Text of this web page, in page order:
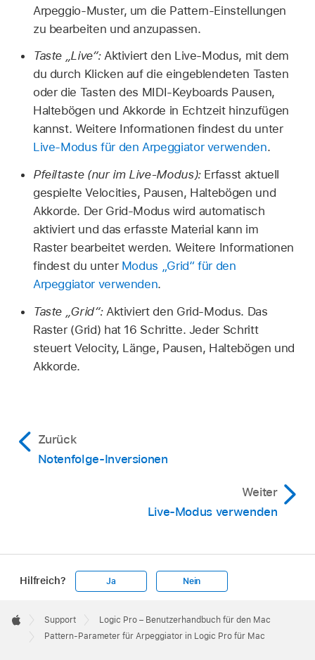
Arpeggio-Muster, um die Pattern-Einstellungen
zu bearbeiten und anzupassen.
Taste „Live“:Aktiviert den Live-Modus, mit dem
du durch Klicken auf die eingeblendeten Tasten
oder die Tasten des MIDI-Keyboards Pausen,
Haltebögen und Akkorde in Echtzeit hinzufügen
kannst. Weitere Informationen findest du unter
Live-Modus für den Arpeggiator verwenden.
Pfeiltaste (nur im Live-Modus):Erfasst aktuell
gespielte Velocities, Pausen, Haltebögen und
Akkorde. Der Grid-Modus wird automatisch
aktiviert und das erfasste Material kann im
Raster bearbeitet werden. Weitere Informationen
findest du unter Modus „Grid“ für den
Arpeggiator verwenden.
Taste „Grid“:Aktiviert den Grid-Modus. Das
Raster (Grid) hat 16 Schritte. Jeder Schritt
steuert Velocity, Länge, Pausen, Haltebögen und
Akkorde.
Zurück
Notenfolge-Inversionen
Weiter
Live-Modus verwenden
Hilfreich? Ja Nein
Footer

Apple
Support
Logic Pro – Benutzerhandbuch für den Mac
Pattern-Parameter für Arpeggiator in Logic Pro für Mac